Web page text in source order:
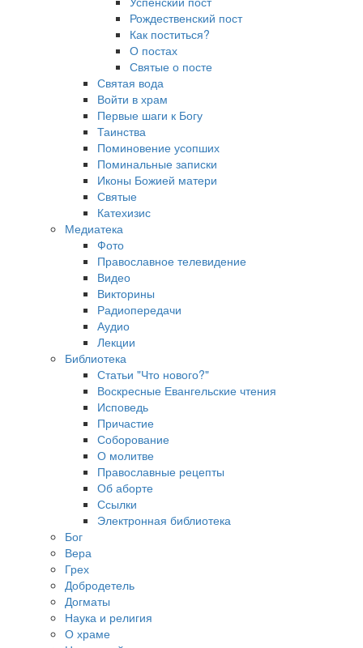
Рождественский пост
Как поститься?
О постах
Святые о посте
Святая вода
Войти в храм
Первые шаги к Богу
Таинства
Поминовение усопших
Поминальные записки
Иконы Божией матери
Святые
Катехизис
Медиатека
Фото
Православное телевидение
Видео
Викторины
Радиопередачи
Аудио
Лекции
Библиотека
Статьи "Что нового?"
Воскресные Евангельские чтения
Исповедь
Причастие
Соборование
О молитве
Православные рецепты
Об аборте
Ссылки
Электронная библиотека
Бог
Вера
Грех
Добродетель
Догматы
Наука и религия
О храме